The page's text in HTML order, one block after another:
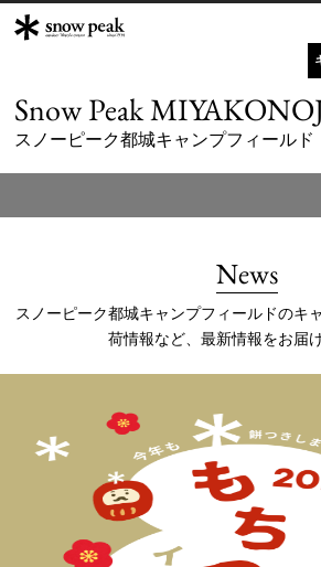
Snow Peak
スノーピーク都城キャンプフィールド
News
スノーピーク都城キャンプフィールドのキ
荷情報など、最新情報をお届